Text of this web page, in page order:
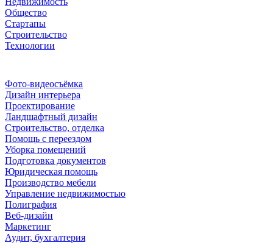
Общество
Стартапы
Строительство
Технологии
Фото-видеосъёмка
Дизайн интерьера
Проектирование
Ландшафтный дизайн
Строительство, отделка
Помощь с переездом
Уборка помещений
Подготовка документов
Юридическая помощь
Производство мебели
Управление недвижимостью
Полиграфия
Веб-дизайн
Маркетинг
Аудит, бухгалтерия